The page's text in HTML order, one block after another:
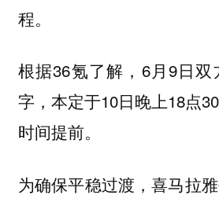
程。
根据36氪了解，6月9日
字，本定于10日晚上18点
时间提前。
为确保平稳过渡，喜马拉